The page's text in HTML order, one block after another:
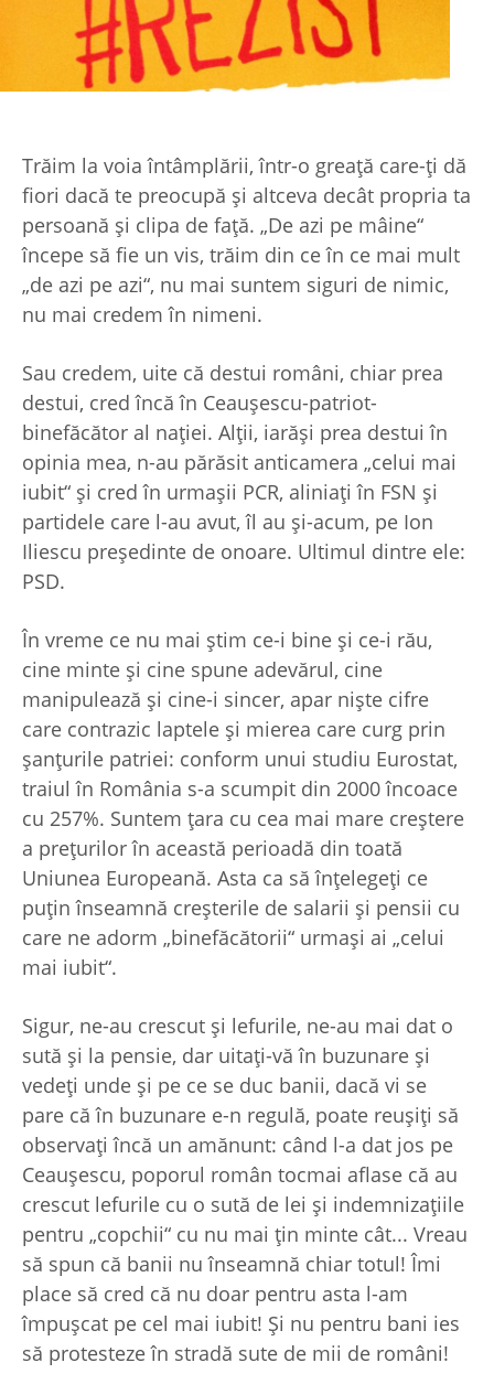
Trăim la voia întâmplării, într-o greaţă care-ţi dă
fiori dacă te preocupă şi altceva decât propria ta
persoană şi clipa de faţă. „De azi pe mâine“
începe să fie un vis, trăim din ce în ce mai mult
„de azi pe azi“, nu mai suntem siguri de nimic,
nu mai credem în nimeni.
Sau credem, uite că destui români, chiar prea
destui, cred încă în Ceauşescu-patriot-
binefăcător al naţiei. Alţii, iarăşi prea destui în
opinia mea, n-au părăsit anticamera „celui mai
iubit“ şi cred în urmaşii PCR, aliniaţi în FSN şi
partidele care l-au avut, îl au şi-acum, pe Ion
Iliescu preşedinte de onoare. Ultimul dintre ele:
PSD.
În vreme ce nu mai ştim ce-i bine şi ce-i rău,
cine minte şi cine spune adevărul, cine
manipulează şi cine-i sincer, apar nişte cifre
care contrazic laptele şi mierea care curg prin
şanţurile patriei: conform unui studiu Eurostat,
traiul în România s-a scumpit din 2000 încoace
cu 257%. Suntem ţara cu cea mai mare creştere
a preţurilor în această perioadă din toată
Uniunea Europeană. Asta ca să înţelegeţi ce
puţin înseamnă creşterile de salarii şi pensii cu
care ne adorm „binefăcătorii“ urmaşi ai „celui
mai iubit“.
Sigur, ne-au crescut şi lefurile, ne-au mai dat o
sută şi la pensie, dar uitaţi-vă în buzunare şi
vedeţi unde şi pe ce se duc banii, dacă vi se
pare că în buzunare e-n regulă, poate reuşiţi să
observaţi încă un amănunt: când l-a dat jos pe
Ceauşescu, poporul român tocmai aflase că au
crescut lefurile cu o sută de lei şi indemnizaţiile
pentru „copchii“ cu nu mai ţin minte cât... Vreau
să spun că banii nu înseamnă chiar totul! Îmi
place să cred că nu doar pentru asta l-am
împuşcat pe cel mai iubit! Şi nu pentru bani ies
să protesteze în stradă sute de mii de români!